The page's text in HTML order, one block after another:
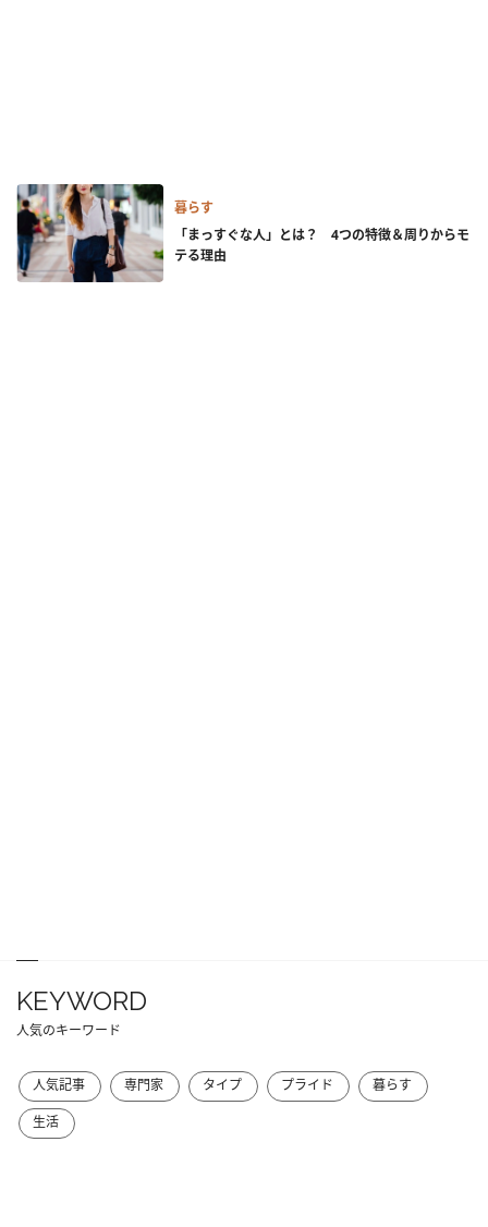
暮らす
「まっすぐな人」とは？ 4つの特徴＆周りからモ
テる理由
KEYWORD
人気のキーワード
人気記事 専門家 タイプ プライド
暮らす
生活